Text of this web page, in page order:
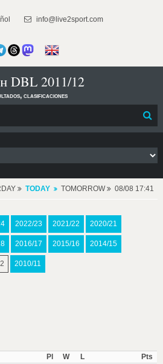
info@live2sport.com
DBL 2011/12
clasificaciones
TODAY TOMORROW 08/08 17:41
2022/23 2021/22 2020/21
2016/17 2015/16 2014/15
2010/11
Pl W L
Pts